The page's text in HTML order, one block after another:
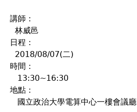
講師：
林威邑
日程：
2018/08/07(二)
時間：
13:30~16:30
地點：
國立政治大學電算中心一樓會議廳